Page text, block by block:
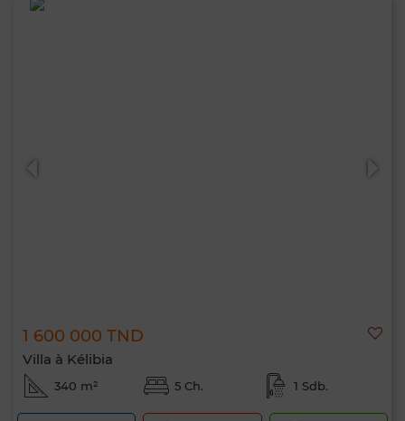
1 600 000 TND
Villa à Kélibia
340 m² 5 Ch. 1 Sdb.